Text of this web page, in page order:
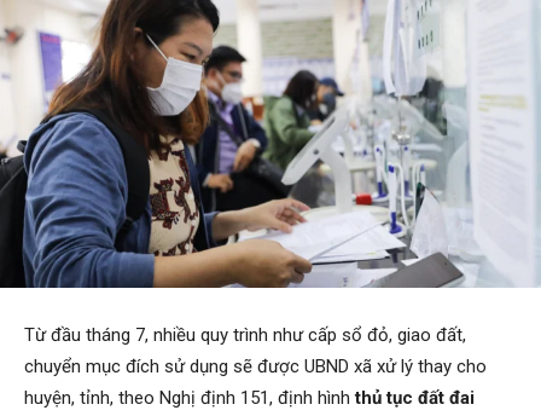
Từ đầu tháng 7, nhiều quy trình như cấp sổ đỏ, giao đất,
chuyển mục đích sử dụng sẽ được UBND xã xử lý thay cho
huyện, tỉnh, theo Nghị định 151, định hìnhthủ tục đất đai